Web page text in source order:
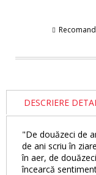
DESCRIERE
"De douăzeci de
de ani scriu în
în aer, de
încearcă